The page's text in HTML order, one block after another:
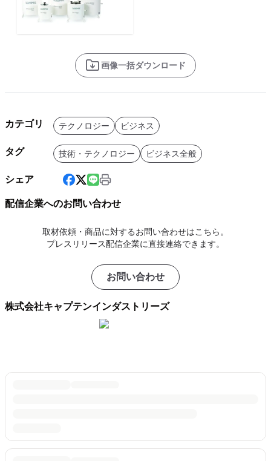
画像一括ダウンロード
カテゴリ テクノロジー ビジネス
タグ 技術・テクノロジー ビジネス全般
シェア
配信企業へのお問い合わせ
取材依頼・商品に対するお問い合わせはこちら。
プレスリリース配信企業に直接連絡できます。
お問い合わせ
株式会社キャプテンインダストリーズ